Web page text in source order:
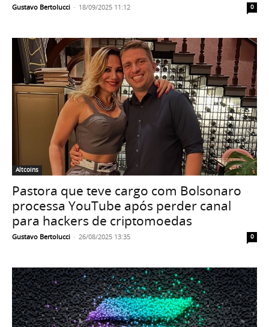
Gustavo Bertolucci - 18/09/2025 11:12 0
Altcoins
Pastora que teve cargo com Bolsonaro
processa YouTube após perder canal
para hackers de criptomoedas
Gustavo Bertolucci - 26/08/2025 13:35 0